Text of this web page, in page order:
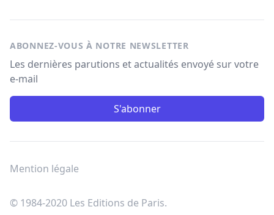
ABONNEZ-VOUS À NOTRE NEWSLETTER
Les dernières parutions et actualités envoyé sur votre
e-mail
S'abonner
Mention légale
© 1984-2020 Les Editions de Paris.